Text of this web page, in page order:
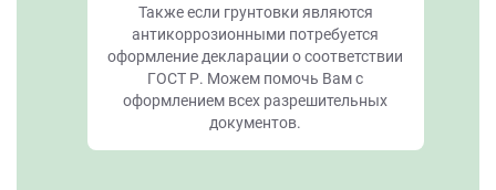
Также если грунтовки являются
антикоррозионными потребуется
оформление декларации о соответствии
ГОСТ Р. Можем помочь Вам с
оформлением всех разрешительных
документов.